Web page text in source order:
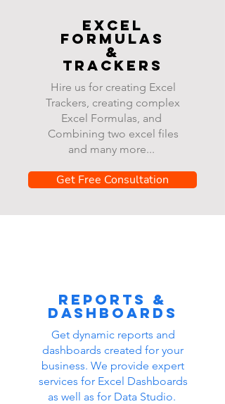
Excel
FOrmulas
&
Trackers
Hire us for creating Excel
Trackers, creating complex
Excel Formulas, and
Combining two excel files
and many more...
Get Free Consultation
Reports &
dashboards
Get dynamic reports and
dashboards created for your
business. We provide expert
services for Excel Dashboards
as well as for Data Studio.